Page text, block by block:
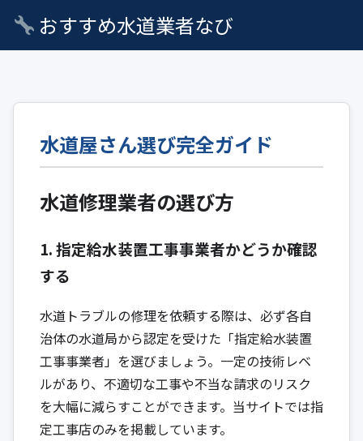
おすすめ水道業者なび
水道屋さん選び完全ガイド
水道修理業者の選び方
1. 指定給水装置工事事業者かどうか確認
する
水道トラブルの修理を依頼する際は、必ず各自
治体の水道局から認定を受けた「指定給水装置
工事事業者」を選びましょう。一定の技術レベ
ルがあり、不適切な工事や不当な請求のリスク
を大幅に減らすことができます。当サイトでは指
定工事店のみを掲載しています。